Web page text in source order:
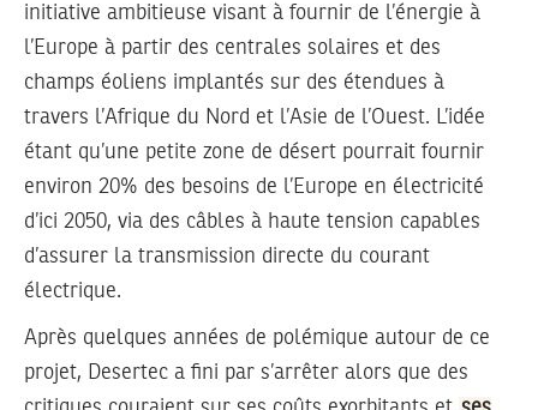
initiative ambitieuse visant à fournir de l’énergie à
l’Europe à partir des centrales solaires et des
champs éoliens implantés sur des étendues à
travers l’Afrique du Nord et l’Asie de l’Ouest. L’idée
étant qu’une petite zone de désert pourrait fournir
environ 20% des besoins de l’Europe en électricité
d’ici 2050, via des câbles à haute tension capables
d’assurer la transmission directe du courant
électrique.
Après quelques années de polémique autour de ce
projet, Desertec a fini par s’arrêter alors que des